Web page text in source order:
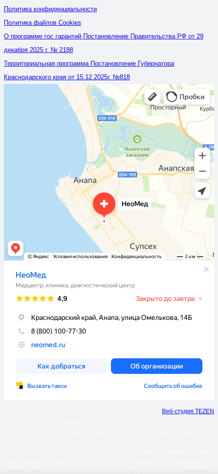
Политика конфиденциальности
Политика файлов Cookies
О программе гос гарантий Постановление Правительства РФ от 29
декабря 2025 г. № 2188
Территориальная программа Постановление Губернатора
Краснодарского края от 15.12.2025г. №818
Веб-студия TEZEN